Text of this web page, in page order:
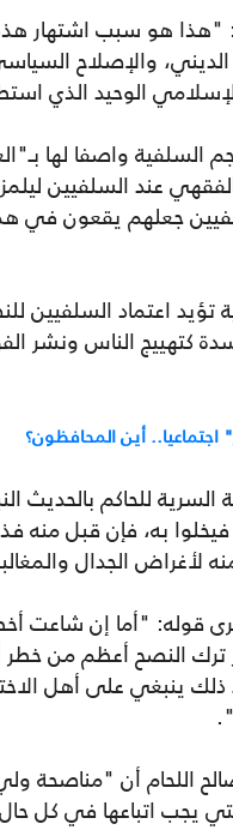
"هذا هو سبب اشتهار
الديني، والإصلاح
الوحيد الذي
السلفية واصفا لها
عند السلفيين
جعلهم يقعون في
تؤيد اعتماد السلفيين
كتهييج الناس ونشر
اجتماعيا.. أين المحافظون؟
للحاكم بالحديث
به، فإن قبل منه
لأغراض الجدال
قوله: "أما إن شاعت
النصح أعظم من خطر
ذلك ينبغي على أهل
اللحام أن "مناصحة
يجب اتباعها في كل